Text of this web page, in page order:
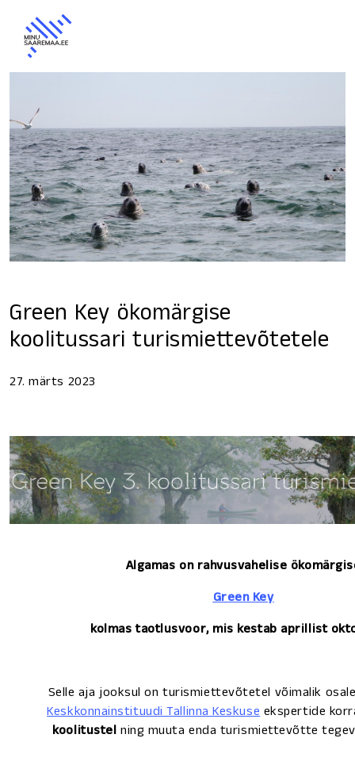
Green Key ökomärgise
koolitussari turismiettevõtetele
27. märts 2023
Algamas on rahvusvahelise
Green Key
kolmas taotlusvoor, mis kestab aprillist
Selle aja jooksul on turismiettevõtetel võimalik
Keskkonnainstituudi Tallinna Keskuse ekspertide
koolitustel ning muuta enda turismiettevõtte